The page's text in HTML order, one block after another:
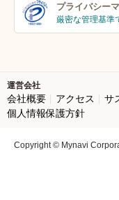
プライバシー
厳密な管理基準
運営会社
会社概要 アクセス サ
個人情報保護方針
Copyright © Mynavi